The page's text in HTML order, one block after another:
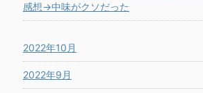
感想→中味がクソだった
2022年10月
2022年9月